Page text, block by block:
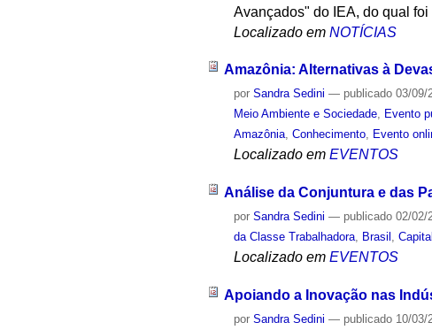
Avançados" do IEA, do qual foi
Localizado em NOTÍCIAS
Amazônia: Alternativas à
porSandra Sedini — publicado 03/09/
Meio Ambiente e Sociedade, Evento
Amazônia,Conhecimento, Evento
Localizado em EVENTOS
Análise da Conjuntura e das
porSandra Sedini — publicado 02/02/
da Classe Trabalhadora
Brasil ,
Localizado em EVENTOS
Apoiando a Inovação nas
porSandra Sedini — publicado 10/